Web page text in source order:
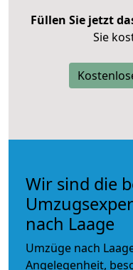
Füllen Sie jetzt
Sie
Wir sind die
nach Laage
Umzüge nach
Angelegenheit,